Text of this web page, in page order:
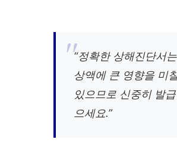
“정확한 상해진단서
상액에 큰 영향을 미
있으므로 신중히 발
으세요.”